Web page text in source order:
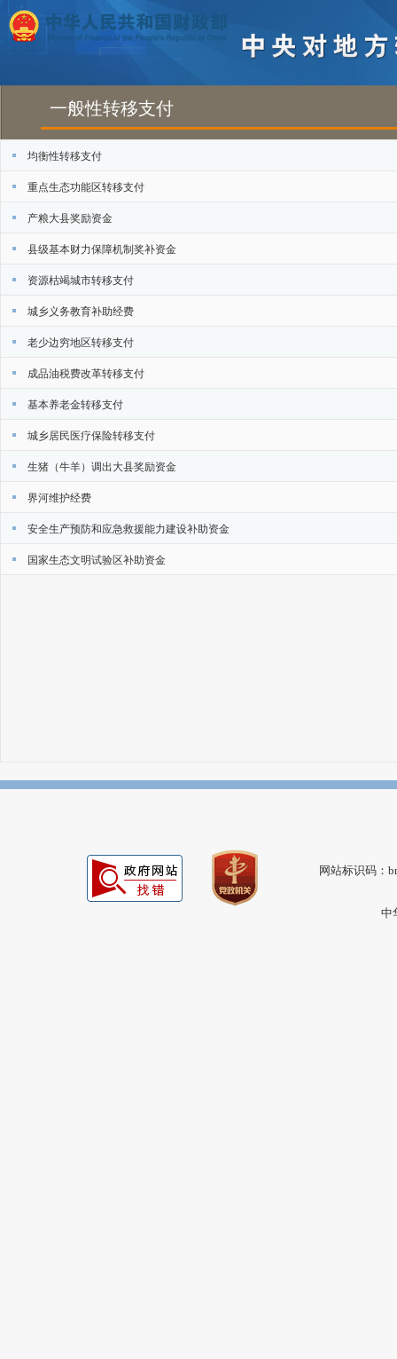
一般性转移支付
均衡性转移支付
重点生态功能区转移支付
产粮大县奖励资金
县级基本财力保障机制奖补资金
资源枯竭城市转移支付
城乡义务教育补助经费
老少边穷地区转移支付
成品油税费改革转移支付
基本养老金转移支付
城乡居民医疗保险转移支付
生猪（牛羊）调出大县奖励资金
界河维护经费
安全生产预防和应急救援能力建设补助资金
国家生态文明试验区补助资金
网站标识码：
中